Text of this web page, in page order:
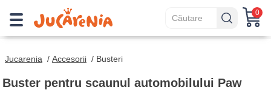
0
Jucarenia / Accesorii / Busteri
Buster pentru scaunul automobilului Paw